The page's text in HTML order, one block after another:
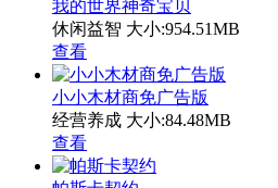
我的世界神奇宝贝
休闲益智 大小:954.51MB
查看
小小木材商免广告版
经营养成 大小:84.48MB
查看